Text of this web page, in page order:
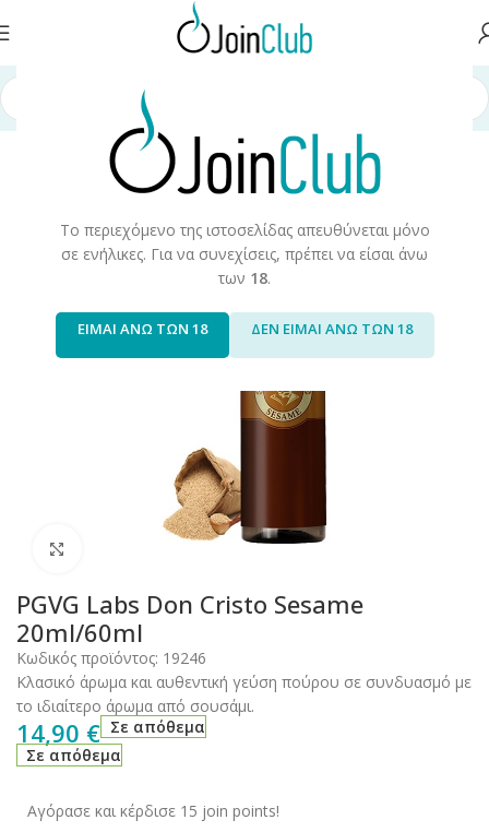
Το περιεχόμενο της ιστοσελίδας απευθύνεται μόνο
σε ενήλικες. Για να συνεχίσεις, πρέπει να είσαι άνω
των 18.
ΕΙΜΑΙ ΑΝΩ ΤΩΝ 18 ΔΕΝ ΕΙΜΑΙ ΑΝΩ ΤΩΝ 18
σελίδα Υγρά Αναπλήρωσης
PGVG Labs Don Cristo Sesame
20ml/60ml
Κωδικός προϊόντος: 19246
Κλασικό άρωμα και αυθεντική γεύση πούρου σε συνδυασμό με
το ιδιαίτερο άρωμα από σουσάμι.
14,90 € Σε απόθεμα
Σε απόθεμα
Αγόρασε και κέρδισε 15 join points!